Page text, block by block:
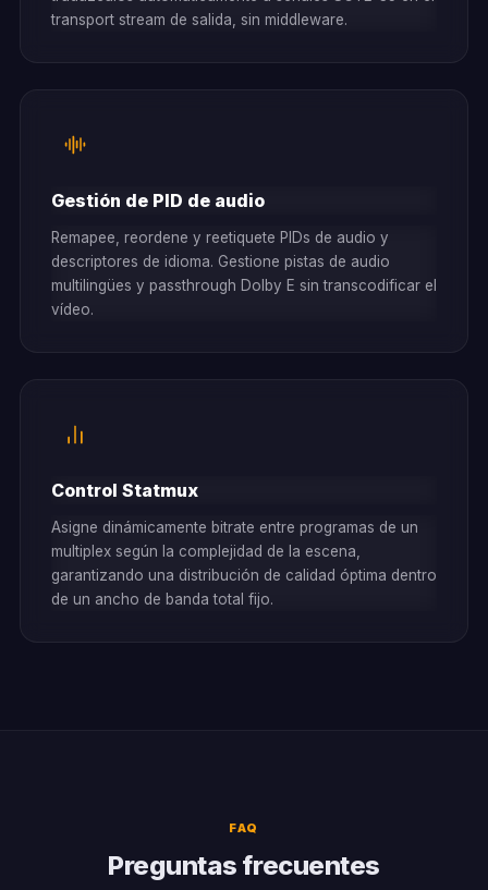
transport stream de salida, sin middleware.
Gestión de PID de audio
Remapee, reordene y reetiquete PIDs de audio y
descriptores de idioma. Gestione pistas de audio
multilingües y passthrough Dolby E sin transcodificar el
vídeo.
Control Statmux
Asigne dinámicamente bitrate entre programas de un
multiplex según la complejidad de la escena,
garantizando una distribución de calidad óptima dentro
de un ancho de banda total fijo.
FAQ
Preguntas frecuentes